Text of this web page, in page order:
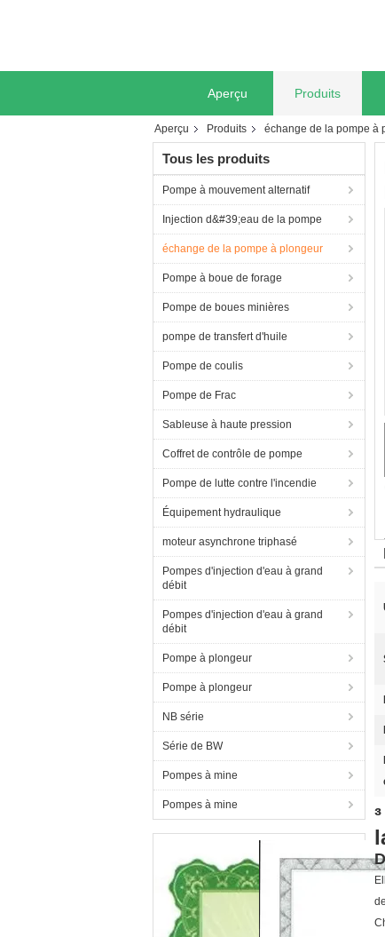
Aperçu Produits
Aperçu Produits échange de la pompe à
Tous les produits
Pompe à mouvement alternatif
Injection d&#39;eau de la pompe
échange de la pompe à plongeur
Pompe à boue de forage
Pompe de boues minières
pompe de transfert d'huile
Pompe de coulis
Pompe de Frac
Sableuse à haute pression
Coffret de contrôle de pompe
Pompe de lutte contre l'incendie
Équipement hydraulique
moteur asynchrone triphasé
Pompes d'injection d'eau à grand
débit
Pompes d'injection d'eau à grand
débit
Pompe à plongeur
Pompe à plongeur
NB série
Série de BW
Pompes à mine
Pompes à mine